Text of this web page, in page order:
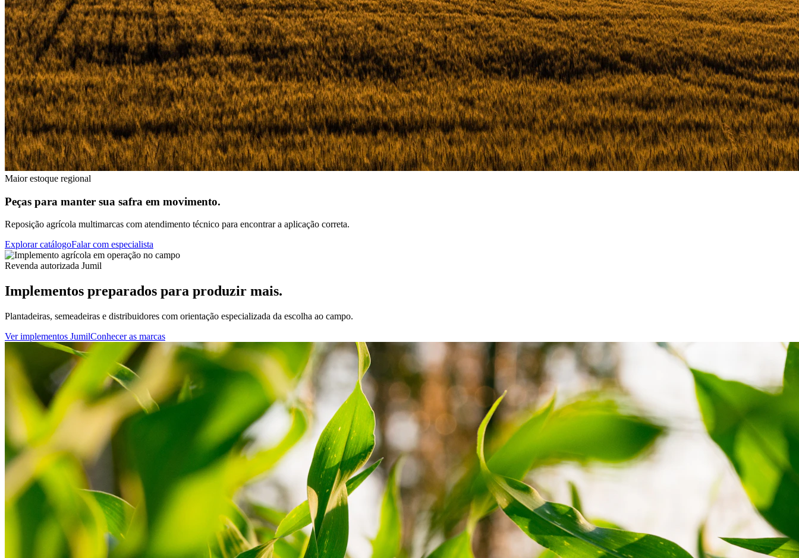
Maior estoque regional
Peças para manter sua safra em movimento.
Reposição agrícola multimarcas com atendimento técnico para encontrar a aplicação correta.
Explorar catálogoFalar com especialista
Revenda autorizada Jumil
Implementos preparados para produzir mais.
Plantadeiras, semeadeiras e distribuidores com orientação especializada da escolha ao campo.
Ver implementos JumilConhecer as marcas